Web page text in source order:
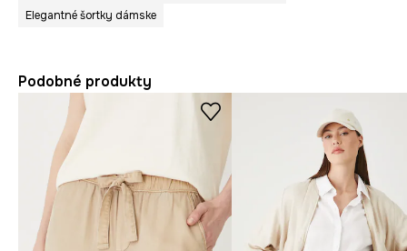
Elegantné šortky dámske
Podobné produkty